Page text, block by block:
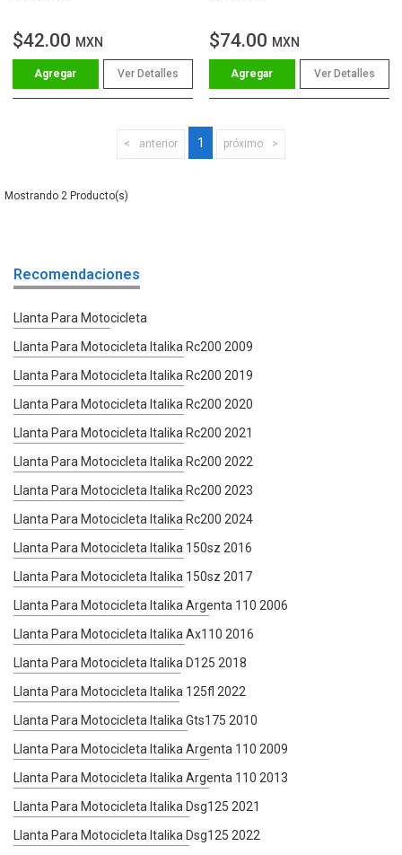
$42.00 MXN
Ver Detalles
$74.00 MXN
Ver Detalles
anterior 1 próximo
2
Recomendaciones
Llanta Para Motocicleta
Llanta Para Motocicleta Italika Rc200 2009
Llanta Para Motocicleta Italika Rc200 2019
Llanta Para Motocicleta Italika Rc200 2020
Llanta Para Motocicleta Italika Rc200 2021
Llanta Para Motocicleta Italika Rc200 2022
Llanta Para Motocicleta Italika Rc200 2023
Llanta Para Motocicleta Italika Rc200 2024
Llanta Para Motocicleta Italika 150sz 2016
Llanta Para Motocicleta Italika 150sz 2017
Llanta Para Motocicleta Italika Argenta 110 2006
Llanta Para Motocicleta Italika Ax110 2016
Llanta Para Motocicleta Italika D125 2018
Llanta Para Motocicleta Italika 125fl 2022
Llanta Para Motocicleta Italika Gts175 2010
Llanta Para Motocicleta Italika Argenta 110 2009
Llanta Para Motocicleta Italika Argenta 110 2013
Llanta Para Motocicleta Italika Dsg125 2021
Llanta Para Motocicleta Italika Dsg125 2022